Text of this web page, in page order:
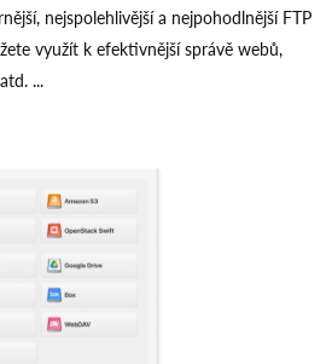
nejspolehlivější a nejpohodlnější FTP
využít k efektivnější správě webů,
...